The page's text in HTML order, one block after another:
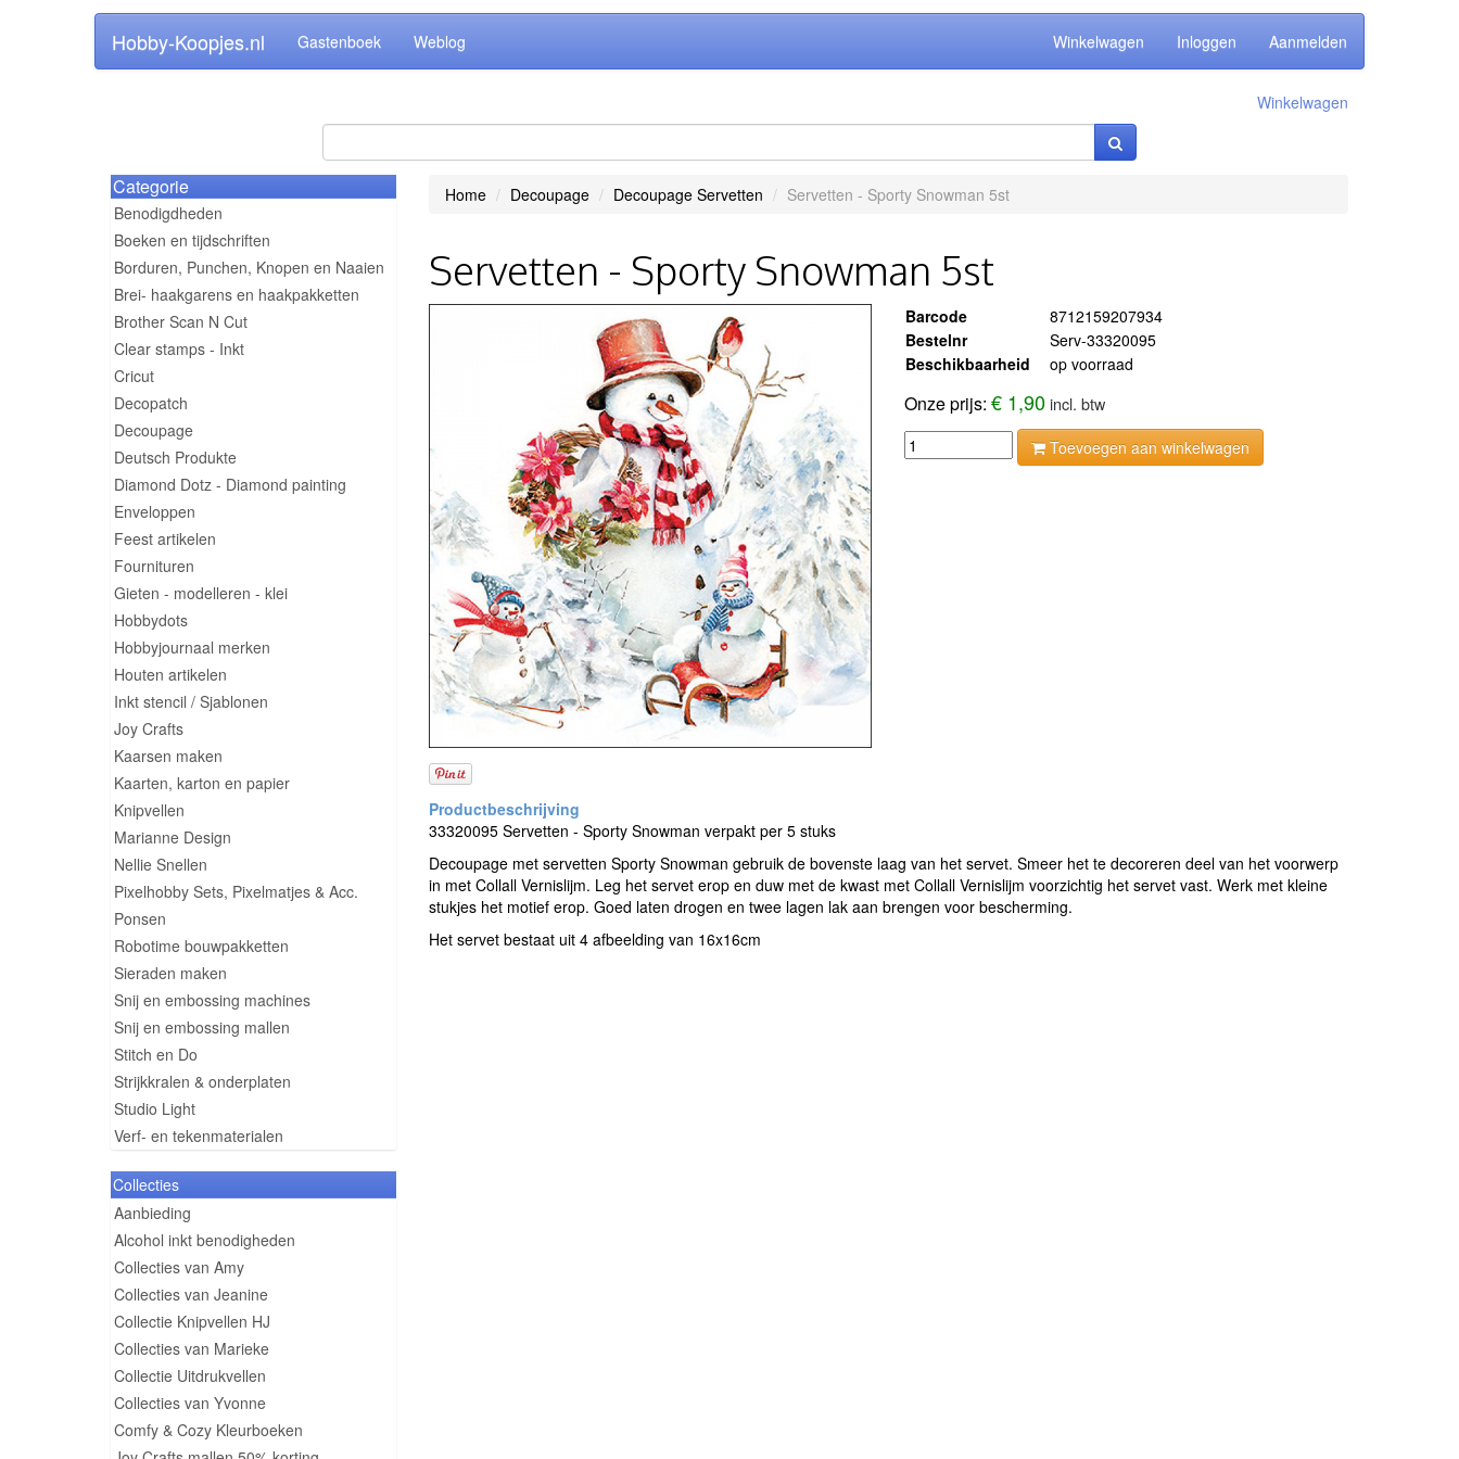
Hobby-Koopjes.nl Gastenboek Weblog Winkelwagen Inloggen Aanmelden
Winkelwagen
Categorie
Benodigdheden
Boeken en tijdschriften
Borduren, Punchen, Knopen en Naaien
Brei- haakgarens en haakpakketten
Brother Scan N Cut
Clear stamps - Inkt
Cricut
Decopatch
Decoupage
Deutsch Produkte
Diamond Dotz - Diamond painting
Enveloppen
Feest artikelen
Fournituren
Gieten - modelleren - klei
Hobbydots
Hobbyjournaal merken
Houten artikelen
Inkt stencil / Sjablonen
Joy Crafts
Kaarsen maken
Kaarten, karton en papier
Knipvellen
Marianne Design
Nellie Snellen
Pixelhobby Sets, Pixelmatjes & Acc.
Ponsen
Robotime bouwpakketten
Sieraden maken
Snij en embossing machines
Snij en embossing mallen
Stitch en Do
Strijkkralen & onderplaten
Studio Light
Verf- en tekenmaterialen
Collecties
Aanbieding
Alcohol inkt benodigheden
Collecties van Amy
Collecties van Jeanine
Collectie Knipvellen HJ
Collecties van Marieke
Collectie Uitdrukvellen
Collecties van Yvonne
Comfy & Cozy Kleurboeken
Home Decoupage Decoupage Servetten Servetten - Sporty Snowman 5st
Servetten - Sporty Snowman 5st
Barcode
8712159207934
Bestelnr
Serv-33320095
Beschikbaarheid
op voorraad
Onze prijs:€ 1,90 incl. btw
Toevoegen aan winkelwagen
33320095 Servetten - Sporty Snowman verpakt per 5 stuks
Decoupage met servetten Sporty Snowman gebruik de bovenste laag van het servet. Smeer het te decoreren deel van het voorwerp
in met Collall Vernislijm. Leg het servet erop en duw met de kwast met Collall Vernislijm voorzichtig het servet vast. Werk met kleine
stukjes het motief erop. Goed laten drogen en twee lagen lak aan brengen voor bescherming.
Het servet bestaat uit 4 afbeelding van 16x16cm